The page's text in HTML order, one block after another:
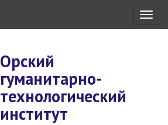
Орский
гуманитарно-
технологический
институт